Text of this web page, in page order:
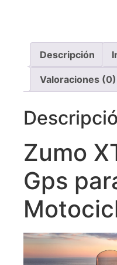
Descripción
Valoraciones (0)
Zumo
Gps